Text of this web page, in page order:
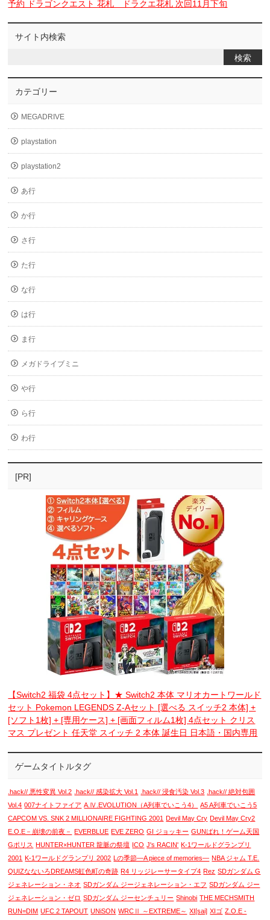
予約 ドラゴンクエスト 花札 ドラクエ花札 次回11月下旬
サイト内検索
カテゴリー
MEGADRIVE
playstation
playstation2
あ行
か行
さ行
た行
な行
は行
ま行
メガドライブミニ
や行
ら行
わ行
[PR]
【Switch2 福袋 4点セット】★ Switch2 本体 マリオカートワールド
セット Pokemon LEGENDS Z-Aセット [選べる スイッチ2 本体] +
[ソフト1枚] + [専用ケース] + [画面フィルム1枚] 4点セット クリス
マス プレゼント 任天堂 スイッチ 2 本体 誕生日 日本語・国内専用
ゲームタイトルタグ
.hack// 悪性変異 Vol.2 .hack// 感染拡大 Vol.1 .hack// 浸食汚染 Vol.3 .hack// 絶対包囲
Vol.4 007ナイトファイア A.Ⅳ.EVOLUTION（A列車でいこう4）
A5 A列車でいこう5
CAPCOM VS. SNK 2 MILLIONAIRE FIGHTING 2001 Devil May Cry Devil May Cry2
E.O.E－崩壊の前夜－
EVERBLUE EVE ZERO GI ジョッキー GUNばれ！ゲーム天国
Gポリス HUNTER×HUNTER 龍脈の祭壇 ICO J's RACIN' K-1ワールドグランプリ
2001 K-1ワールドグランプリ 2002 Lの季節―A piece of memories― NBA ジャム T.E.
QUIZなないろDREAMS虹色町の奇跡 R4 リッジレーサータイプ4 Rez SDガンダム G
ジェネレーション・ネオ SDガンダム ジージェネレーション・エフ SDガンダム ジー
ジェネレーション・ゼロ SDガンダム ジーセンチュリー Shinobi THE MECHSMITH
RUN=DIM UFC 2 TAPOUT UNiSON WRCⅡ ～EXTREME～ XI[sai] XIゴ Z.O.E -